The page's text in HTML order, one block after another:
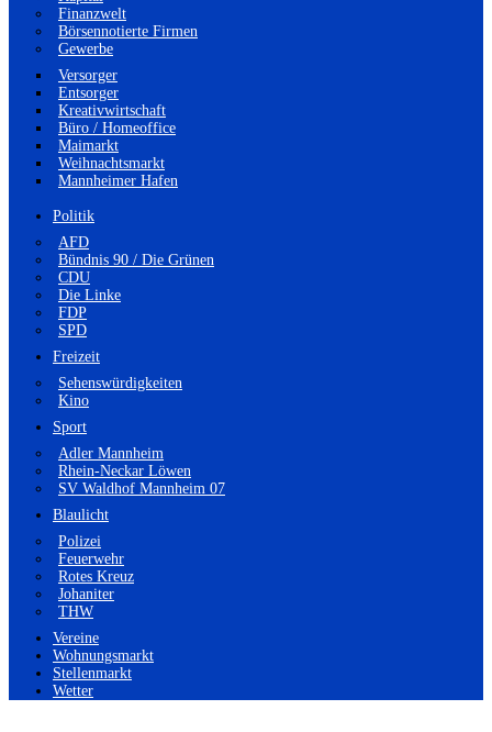
Finanzwelt
Börsennotierte Firmen
Gewerbe
Versorger
Entsorger
Kreativwirtschaft
Büro / Homeoffice
Maimarkt
Weihnachtsmarkt
Mannheimer Hafen
Politik
AFD
Bündnis 90 / Die Grünen
CDU
Die Linke
FDP
SPD
Freizeit
Sehenswürdigkeiten
Kino
Sport
Adler Mannheim
Rhein-Neckar Löwen
SV Waldhof Mannheim 07
Blaulicht
Polizei
Feuerwehr
Rotes Kreuz
Johaniter
THW
Vereine
Wohnungsmarkt
Stellenmarkt
Wetter